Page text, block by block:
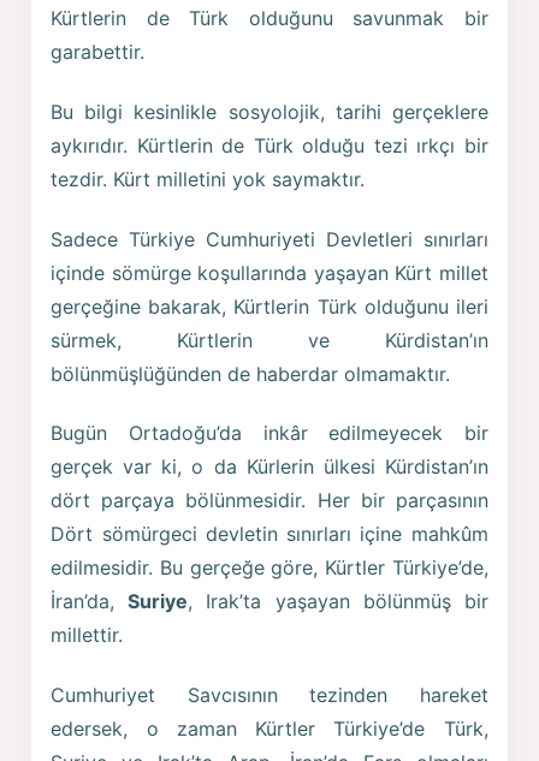
Kürtlerin de Türk olduğunu savunmak bir
garabettir.
Bu bilgi kesinlikle sosyolojik, tarihi gerçeklere
aykırıdır. Kürtlerin de Türk olduğu tezi ırkçı bir
tezdir. Kürt milletini yok saymaktır.
Sadece Türkiye Cumhuriyeti Devletleri sınırları
içinde sömürge koşullarında yaşayan Kürt millet
gerçeğine bakarak, Kürtlerin Türk olduğunu ileri
sürmek, Kürtlerin ve Kürdistan’ın
bölünmüşlüğünden de haberdar olmamaktır.
Bugün Ortadoğu’da inkâr edilmeyecek bir
gerçek var ki, o da Kürlerin ülkesi Kürdistan’ın
dört parçaya bölünmesidir. Her bir parçasının
Dört sömürgeci devletin sınırları içine mahkûm
edilmesidir. Bu gerçeğe göre, Kürtler Türkiye’de,
İran’da,Suriye, Irak’ta yaşayan bölünmüş bir
millettir.
Cumhuriyet Savcısının tezinden hareket
edersek, o zaman Kürtler Türkiye’de Türk,